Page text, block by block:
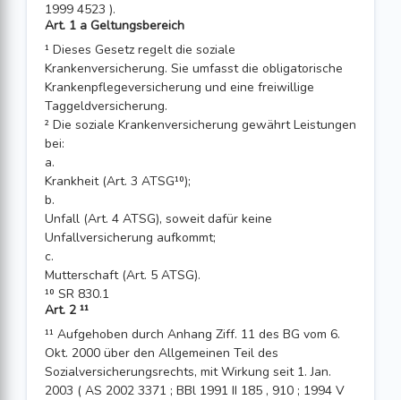
1999 4523 ).
Art. 1 a Geltungsbereich
¹ Dieses Gesetz regelt die soziale
Krankenversicherung. Sie umfasst die obligatorische
Krankenpflegeversicherung und eine freiwillige
Taggeldversicherung.
² Die soziale Krankenversicherung gewährt Leistungen
bei:
a.
Krankheit (Art. 3 ATSG¹⁰);
b.
Unfall (Art. 4 ATSG), soweit dafür keine
Unfallversicherung aufkommt;
c.
Mutterschaft (Art. 5 ATSG).
¹⁰ SR 830.1
Art. 2 ¹¹
¹¹ Aufgehoben durch Anhang Ziff. 11 des BG vom 6.
Okt. 2000 über den Allgemeinen Teil des
Sozialversicherungsrechts, mit Wirkung seit 1. Jan.
2003 ( AS 2002 3371 ; BBl 1991 II 185 , 910 ; 1994 V